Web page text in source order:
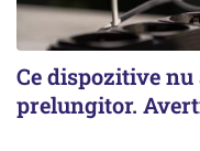
Ce dispozitive
prelungitor.